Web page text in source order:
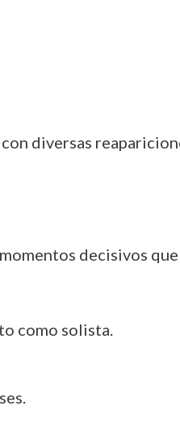
diversas
decisivos
como solista.